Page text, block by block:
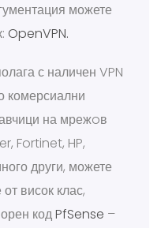
можете
OpenVPN.
с наличен VPN
комерсиални
на мрежoв
Fortinet, HP,
други, можете
висок клас,
кодPfSense –